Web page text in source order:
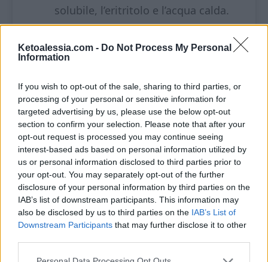
Ketoalessia.com - Do Not Process My Personal
Information
If you wish to opt-out of the sale, sharing to third parties, or
processing of your personal or sensitive information for
targeted advertising by us, please use the below opt-out
section to confirm your selection. Please note that after your
opt-out request is processed you may continue seeing
interest-based ads based on personal information utilized by
us or personal information disclosed to third parties prior to
your opt-out. You may separately opt-out of the further
disclosure of your personal information by third parties on the
IAB’s list of downstream participants. This information may
also be disclosed by us to third parties on the IAB’s List of
Downstream Participants that may further disclose it to other
solubile, l’eritritolo e l’acqua calda.
Con il montalatte mescola finché
non ottieni una schiuma soda.
sciroppo al caramello (o il
dolcificante che preferisci) e il latte
caldo o freddo. Mescola
velocemente con il montalatte.
Per la versione fredda, aggiungi
anche dei cubetti di ghiaccio.
Versa sopra il latte la schiuma di